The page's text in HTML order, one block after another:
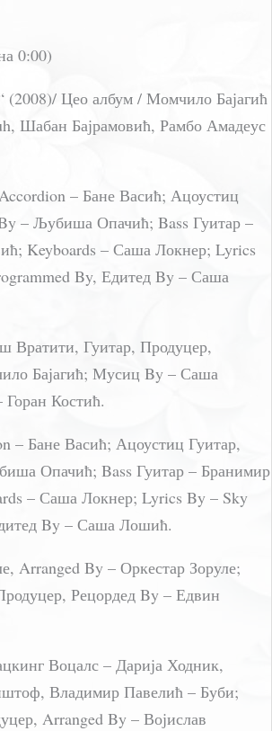
0:00)
Цео албум / Момчило Бајагић
Шабан Бајрамовић, Рамбо Амадеус
– Бане Васић; Ацоустиц
– Љубиша Опачић; Bass Гуитар –
Keyboards – Саша Локнер; Lyrics
By, Едитед By – Саша
Гуитар, Продуцер,
Бајагић; Мусиц By – Саша
Костић.
– Бане Васић; Ацоустиц Гуитар,
Опачић; Bass Гуитар – Бранимир
– Саша Локнер; Lyrics By – Sky
By – Саша Лошић.
Arranged By – Оркестар Зоруле;
Рецордед By – Едвин
Воцалс – Дарија Ходник,
Владимир Павелић – Буби;
Arranged By – Војислав